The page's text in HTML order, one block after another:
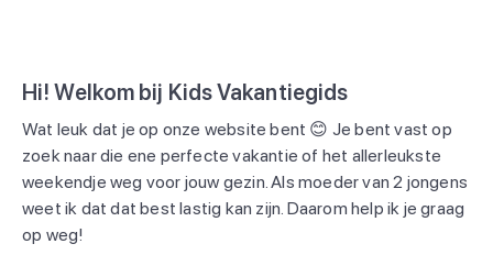
Hi! Welkom bij Kids Vakantiegids
Wat leuk dat je op onze website bent 😊 Je bent vast op
zoek naar die ene perfecte vakantie of het allerleukste
weekendje weg voor jouw gezin. Als moeder van 2 jongens
weet ik dat dat best lastig kan zijn. Daarom help ik je graag
op weg!